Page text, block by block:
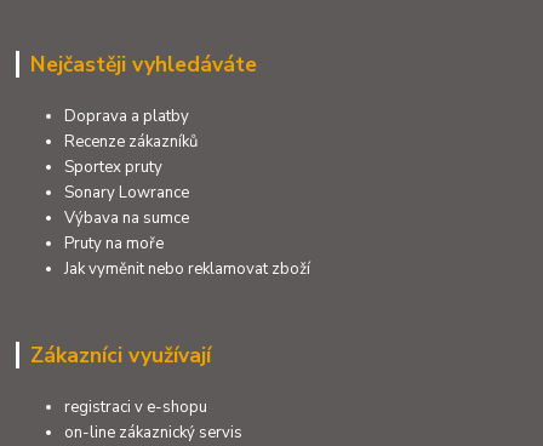
Nejčastěji vyhledáváte
Doprava a platby
Recenze zákazníků
Sportex pruty
Sonary Lowrance
Výbava na sumce
Pruty na moře
Jak vyměnit nebo reklamovat zboží
Zákazníci využívají
registraci v e-shopu
on-line zákaznický servis